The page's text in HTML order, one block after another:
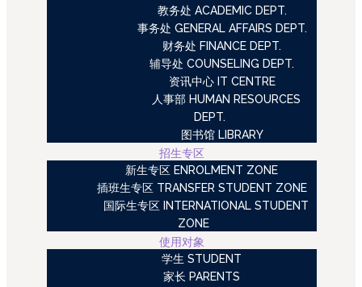
教务处 ACADEMIC DEPT.
事务处 GENERAL AFFAIRS DEPT.
财务处 FINANCE DEPT.
辅导处 COUNSELING DEPT.
资讯中心 IT CENTRE
人事部 HUMAN RESOURCES
DEPT.
图书馆 LIBRARY
招生专区
新生专区 ENROLMENT ZONE
插班生专区 TRANSFER STUDENT ZONE
国际生专区 INTERNATIONAL STUDENT
ZONE
使用对象
学生 STUDENT
家长 PARENTS